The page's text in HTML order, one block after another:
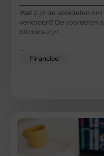
Wat zijn de voordelen
verkopen? De voordelen
bitcoins zijn
Financieel